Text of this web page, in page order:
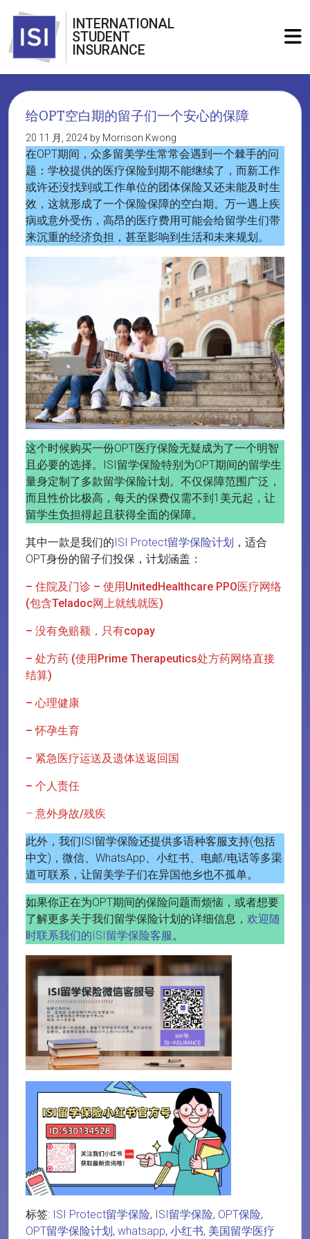
INTERNATIONAL
STUDENT
INSURANCE
给OPT空白期的留子们一个安心的保障
20 11 月, 2024 by Morrison Kwong
在OPT期间，众多留美学生常常会遇到一个棘手的问
题：学校提供的医疗保险到期不能继续了，而新工作
或许还没找到或工作单位的团体保险又还未能及时生
效，这就形成了一个保险保障的空白期。万一遇上疾
病或意外受伤，高昂的医疗费用可能会给留学生们带
来沉重的经济负担，甚至影响到生活和未来规划。
这个时候购买一份OPT医疗保险无疑成为了一个明智
且必要的选择。ISI留学保险特别为OPT期间的留学生
量身定制了多款留学保险计划。不仅保障范围广泛，
而且性价比极高，每天的保费仅需不到1美元起，让
留学生负担得起且获得全面的保障。
其中一款是我们的 ISI Protect留学保险计划 ，适合
OPT身份的留子们投保，计划涵盖：
– 住院及门诊 – 使用UnitedHealthcare PPO医疗网络
(包含Teladoc网上就线就医)
– 没有免赔额，只有copay
– 处方药 (使用Prime Therapeutics处方药网络直接
结算)
– 心理健康
– 怀孕生育
– 紧急医疗运送及遗体送返回国
– 个人责任
– 意外身故/残疾
此外，我们ISI留学保险还提供多语种客服支持(包括
中文)，微信、WhatsApp、小红书、电邮/电话等多渠
道可联系，让留美学子们在异国他乡也不孤单。
如果你正在为OPT期间的保险问题而烦恼，或者想要
了解更多关于我们留学保险计划的详细信息， 欢迎随
时联系我们的ISI留学保险客服。
标签: ISI Protect留学保险, ISI留学保险, OPT保险,
OPT留学保险计划, whatsapp, 小红书, 美国留学医疗